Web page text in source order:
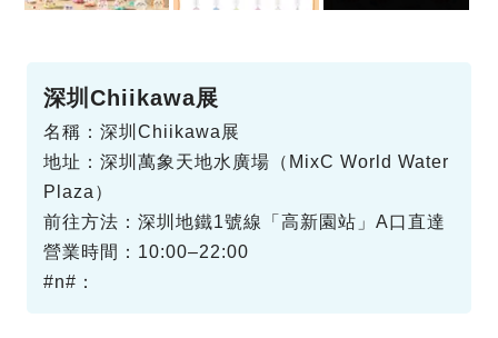
深圳Chiikawa展
名稱：深圳Chiikawa展
地址：深圳萬象天地水廣場（MixC World Water
Plaza）
前往方法：深圳地鐵1號線「高新園站」A口直達
營業時間：10:00–22:00
#n#：